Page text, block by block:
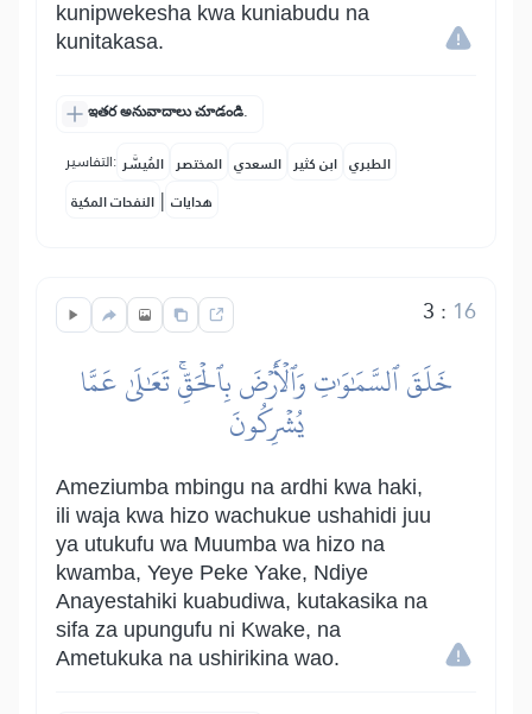
kunipwekesha kwa kuniabudu na
kunitakasa.
ఇతర అనువాదాలు చూడండి.
التفاسير: المُيسَّر المختصر السعدي ابن كثير الطبري
النفحات المكية | هدايات
3 : 16
خَلَقَ ٱلسَّمَٰوَٰتِ وَٱلۡأَرۡضَ بِٱلۡحَقِّۚ تَعَٰلَىٰ عَمَّا
يُشۡرِكُونَ
Ameziumba mbingu na ardhi kwa haki,
ili waja kwa hizo wachukue ushahidi juu
ya utukufu wa Muumba wa hizo na
kwamba, Yeye Peke Yake, Ndiye
Anayestahiki kuabudiwa, kutakasika na
sifa za upungufu ni Kwake, na
Ametukuka na ushirikina wao.